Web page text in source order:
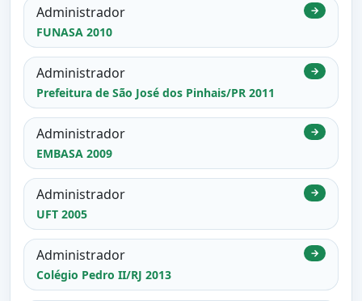
Administrador
FUNASA 2010
→
Administrador
Prefeitura de São José dos Pinhais/PR 2011
→
Administrador
EMBASA 2009
→
Administrador
UFT 2005
→
Administrador
Colégio Pedro II/RJ 2013
→